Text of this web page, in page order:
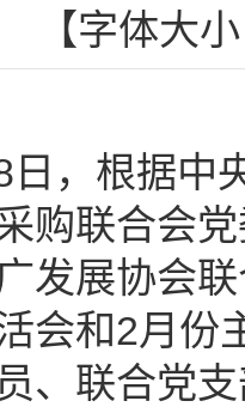
【字体大
，根据中
购联合会
发展协会
会和2月份
、联合党